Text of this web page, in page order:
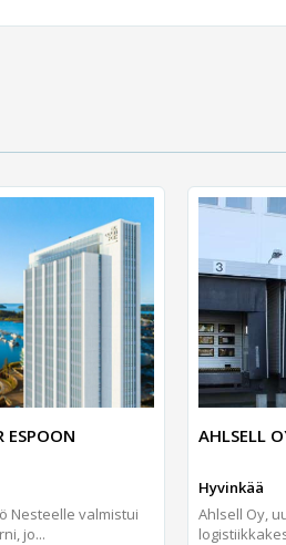
ESPOON
Nesteelle valmistui
jo...
AHLSELL
Hyvinkää
Ahlsell Oy,